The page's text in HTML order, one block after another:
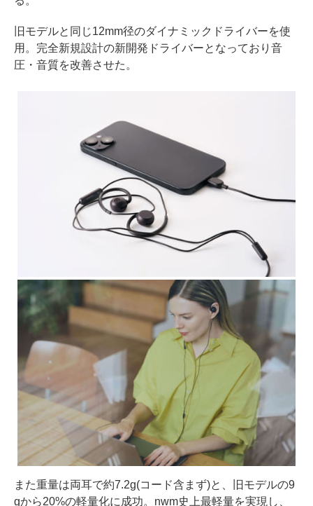
旧モデルと同じ12mm径のダイナミックドライバーを使
用。完全新規設計の新開発ドライバーとなっており音
圧・音質を改善させた。
また重量は両耳で約7.2g(コード含まず)と、旧モデルの9
gから20%の軽量化に成功。nwm史上最軽量を実現し、